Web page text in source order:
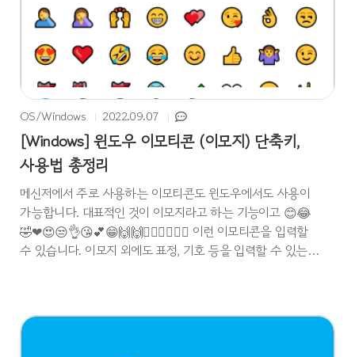
니다. 사용법은 아래 링크를 참고해 주세요.3DMARK 사용
법 시네벤..
OS/Windows 2022.09.07
[Windows] 윈도우 이모티콘 (이모지) 단축키,
사용법 총정리
메신저에서 주로 사용하는 이모티콘도 윈도우에서도 사용이
가능합니다. 대표적인 것이 이모지라고 하는 기능이고 😊😂
🤣❤😍😒👌😘💕😁🙌🙌🤦‍♀️🤦‍♂️🤷‍♂️ 이런 이모티콘을 입력할
수 있습니다. 이모지 외에도 표정, 기호 등을 입력할 수 있는
티콘 사용법 이모지 단축키 : Windows Key + . (마침표) 를